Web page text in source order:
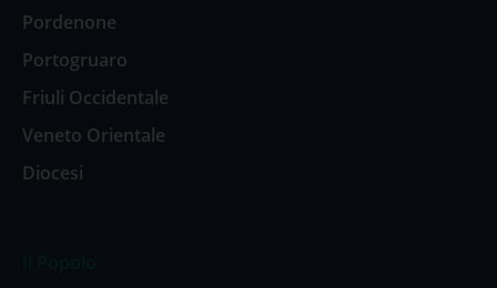
Pordenone
Portogruaro
Friuli Occidentale
Veneto Orientale
Diocesi